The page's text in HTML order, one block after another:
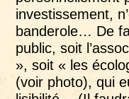
investissement,
banderole… De
public, soit
», soit « les
(voir photo), qui